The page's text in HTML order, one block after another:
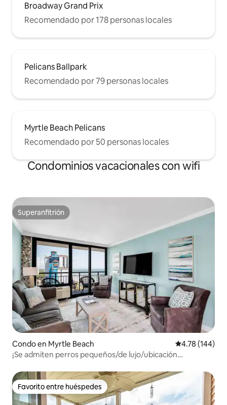
Broadway Grand Prix
Recomendado por 178 personas locales
Pelicans Ballpark
Recomendado por 79 personas locales
Myrtle Beach Pelicans
Recomendado por 50 personas locales
Condominios vacacionales con wifi
Superanfitrión
Superanfitrión
Condo en Myrtle Beach Calificación
4.78 (144)
¡Se admiten perros pequeños/de lujo/ubicación
Favorito entre huéspedes
Favorito entre huéspedes